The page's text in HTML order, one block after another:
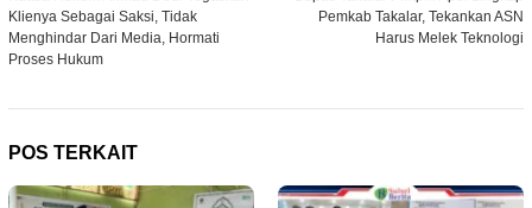
pos
Klienya Sebagai Saksi, Tidak
Menghindar Dari Media, Hormati
Proses Hukum
Pemkab Takalar, Tekankan ASN
Harus Melek Teknologi
POS TERKAIT